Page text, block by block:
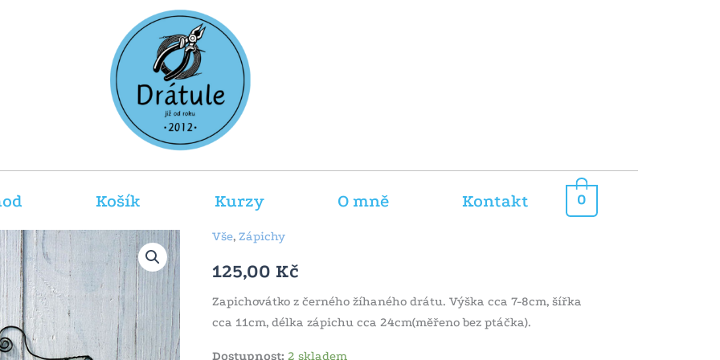
Košík Kurzy O mně Kontakt 0
Vše, Zápichy
125,00 Kč
Zapichovátko z černého žíhaného drátu. Výška cca 7-8cm, šířka
cca 11cm, délka zápichu cca 24cm(měřeno bez ptáčka).
Dostupnost: 2 skladem
Zápich
jarabáček